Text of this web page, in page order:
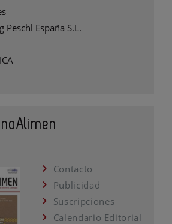
Peschl España S.L.
Contacto
Publicidad
Suscripciones
Calendario Editorial